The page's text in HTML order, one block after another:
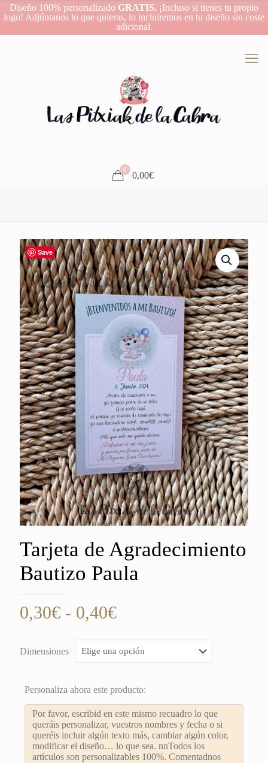
Diseño 100% personalizado GRATIS. ¡Incluso si tienes tu propio
logo! Adjúntanos lo que quieras, lo incluiremos en tu diseño sin coste
adicional.
0
0,00€
Save
Tarjeta de Agradecimiento
Bautizo Paula
0,30€ - 0,40€Rango
precios:
0,30€
hasta
0,40€
Dimensiones
Personaliza ahora este producto: